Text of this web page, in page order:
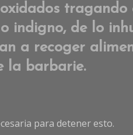
de lo
a recoger
la barbarie.
para detener esto.